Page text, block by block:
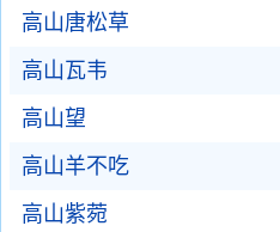
高山唐松草
高山瓦韦
高山望
高山羊不吃
高山紫菀